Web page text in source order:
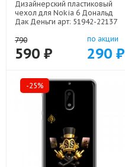
Дизайнерский пластиковый
чехол для Nokia 6 Дональд
Дак Деньги арт: 51942-22137
790
590 ₽
по акции
290 ₽
-25%